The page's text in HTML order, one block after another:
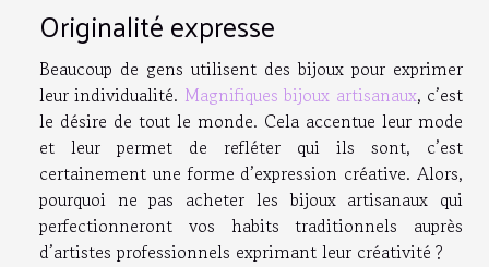
Originalité expresse
Beaucoup de gens utilisent des bijoux pour exprimer
leur individualité. Magnifiques bijoux artisanaux, c’est
le désire de tout le monde. Cela accentue leur mode
et leur permet de refléter qui ils sont, c’est
certainement une forme d’expression créative. Alors,
pourquoi ne pas acheter les bijoux artisanaux qui
perfectionneront vos habits traditionnels auprès
d’artistes professionnels exprimant leur créativité ?